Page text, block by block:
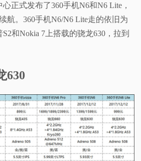
正式发布了360手机N6和N6 Lite，
航。360手机N6/N6 Lite走的依旧为
和Nokia 7上搭载的骁龙630，拉到
630